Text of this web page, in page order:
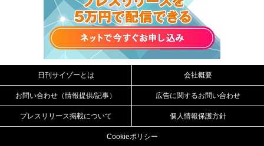
日刊サイゾーとは 会社概要
お問い合わせ（情報提供/記事） 広告に関するお問い合わせ
プレスリリース掲載について 個人情報保護方針
Cookieポリシー